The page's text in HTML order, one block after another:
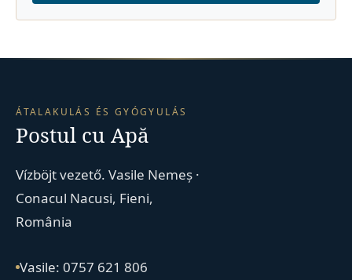
ÁTALAKULÁS ÉS GYÓGYULÁS
Postul cu Apă
Vízböjt vezető. Vasile Nemeș ·
Conacul Nacusi, Fieni,
România
Vasile: 0757 621 806